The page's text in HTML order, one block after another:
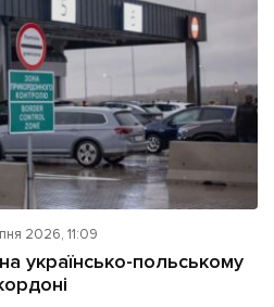
2026, 11:09
українсько-польському